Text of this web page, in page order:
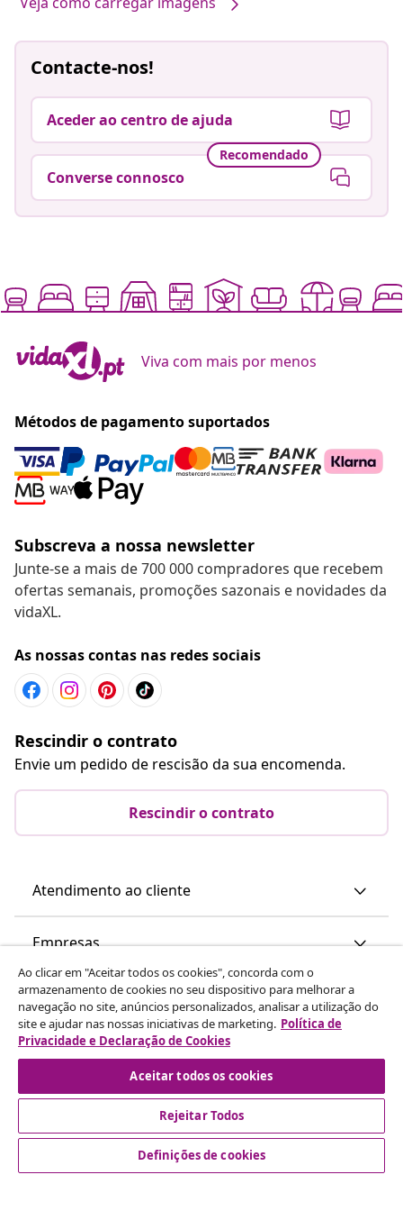
Contacte-nos!
Aceder ao centro de ajuda
Recomendado
Converse connosco
Viva com mais por menos
Métodos de pagamento suportados
Subscreva a nossa newsletter
Junte-se a mais de 700 000 compradores que recebem
ofertas semanais, promoções sazonais e novidades da
vidaXL.
As nossas contas nas redes sociais
Rescindir o contrato
Envie um pedido de rescisão da sua encomenda.
Rescindir o contrato
Atendimento ao cliente
Empresas
vidaXL
Descubra mais
Ao clicar em "Aceitar todos os cookies", concorda com o
armazenamento de cookies no seu dispositivo para melhorar a
navegação no site, anúncios personalizados, analisar a utilização do
site e ajudar nas nossas iniciativas de marketing. Política de
Privacidade e Declaração de Cookies
Aceitar todos os cookies
Rejeitar Todos
Definições de cookies